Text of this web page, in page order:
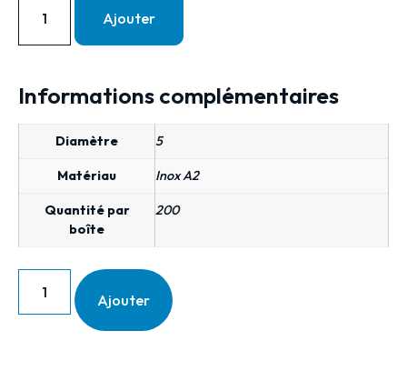
Ajouter
Informations complémentaires
Diamètre 5
Matériau Inox A2
Quantité par
boîte
200
Ajouter